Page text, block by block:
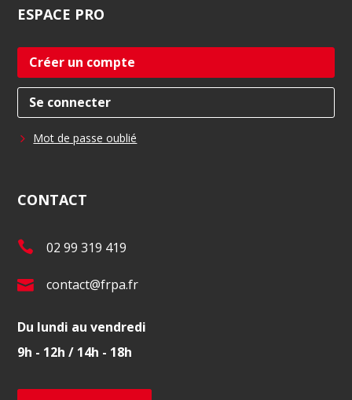
ESPACE PRO
Créer un compte
Se connecter
Mot de passe oublié
CONTACT
T
l
.
:
02 99 319 419
E
m
a
contact@frpa.fr
Du lundi au vendredi
9h - 12h / 14h - 18h